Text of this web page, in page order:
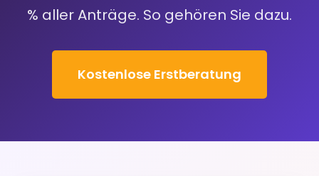
% aller Anträge. So gehören Sie dazu.
Kostenlose Erstberatung